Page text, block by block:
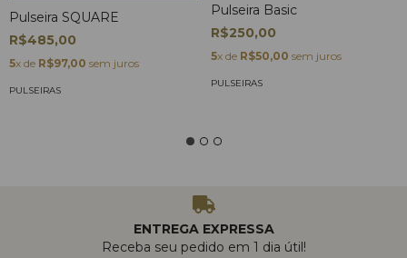
Pulseira SQUARE
R$485,00
5x de R$97,00 sem juros
PULSEIRAS
Pulseira Basic
R$250,00
5x de R$50,00 sem juros
PULSEIRAS
ENTREGA EXPRESSA
Receba seu pedido em 1 dia útil!